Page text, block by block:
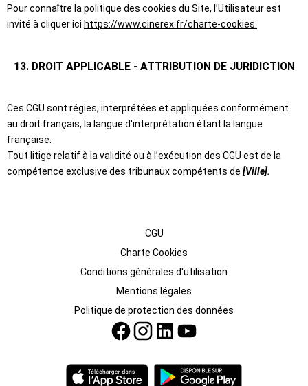
Pour connaître la politique des cookies du Site, l’Utilisateur est
invité à cliquer ici https://www.cinerex.fr/charte-cookies.
13. DROIT APPLICABLE - ATTRIBUTION DE JURIDICTION
Ces CGU sont régies, interprétées et appliquées conformément
au droit français, la langue d'interprétation étant la langue
française.
Tout litige relatif à la validité ou à l’exécution des CGU est de la
compétence exclusive des tribunaux compétents de [Ville].
CGU
Charte Cookies
Conditions générales d'utilisation
Mentions légales
Politique de protection des données